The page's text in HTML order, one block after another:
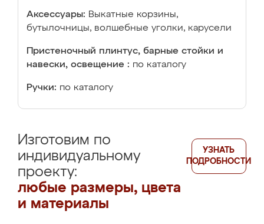
Аксессуары: Выкатные корзины,
бутылочницы, волшебные уголки, карусели
Пристеночный плинтус, барные стойки и
навески, освещение : по каталогу
Ручки: по каталогу
Изготовим по
индивидуальному
проекту:
любые размеры, цвета
и материалы
УЗНАТЬ
ПОДРОБНОСТИ